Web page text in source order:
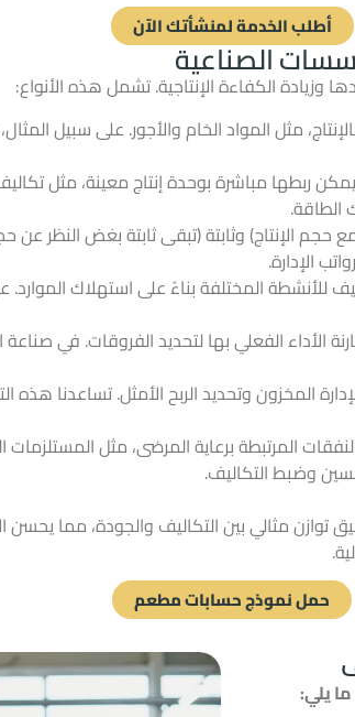
أطلب الخدمة لمنشأتك الآن
الصناعية
وزيادة الكفاءة الإنتاجية. تشمل هذه الأنواع:
مثل المواد الخام والأجور. على سبيل
يمكن ربطها مباشرة بوحدة إنتاج معينة، مثل
الطاقة.
حجم الإنتاج) وثابتة (تبقى ثابتة بغض النظر
الإدارة.
المختلفة بناءً على استهلاك
الأداء الفعلي بها لتحديد الفروقات. في صناعة
المخزون وتحديد الربح الأمثل. تساعدنا هذه
المرتبطة برعاية المرضى، مثل المستلزمات
وضبط التكاليف.
مثالي بين التكاليف والجودة، مما يحسن
حمل نموذج حسابات مطعم
يلي: